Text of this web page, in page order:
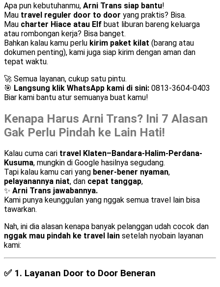
Apa pun kebutuhanmu, Arni Trans siap bantu!
Mau travel reguler door to door yang praktis? Bisa.
Mau charter Hiace atau Elf buat liburan bareng keluarga
atau rombongan kerja? Bisa banget.
Bahkan kalau kamu perlu kirim paket kilat (barang atau
dokumen penting), kami juga siap kirim dengan aman dan
tepat waktu.
🚀 Semua layanan, cukup satu pintu.
🎯 Langsung klik WhatsApp kami di sini: 0813-3604-0403
Biar kami bantu atur semuanya buat kamu!
Kenapa Harus Arni Trans? Ini 7 Alasan
Gak Perlu Pindah ke Lain Hati!
Kalau cuma cari travel Klaten–Bandara-Halim-Perdana-
Kusuma, mungkin di Google hasilnya segudang.
Tapi kalau kamu cari yang bener-bener nyaman,
pelayanannya niat, dan cepat tanggap,
✨ Arni Trans jawabannya.
Kami punya keunggulan yang nggak semua travel lain bisa
tawarkan.
Nah, ini dia alasan kenapa banyak pelanggan udah cocok dan
nggak mau pindah ke travel lain setelah nyobain layanan
kami:
✅ 1. Layanan Door to Door Beneran